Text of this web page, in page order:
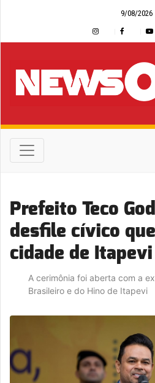
9/08/2026
Prefeito Teco
desfile cívico
cidade de Itapevi
A cerimônia foi aberta com a
Brasileiro e do Hino de Itapevi